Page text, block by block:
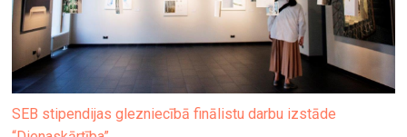
SEB stipendijas glezniecībā finālistu darbu izstāde